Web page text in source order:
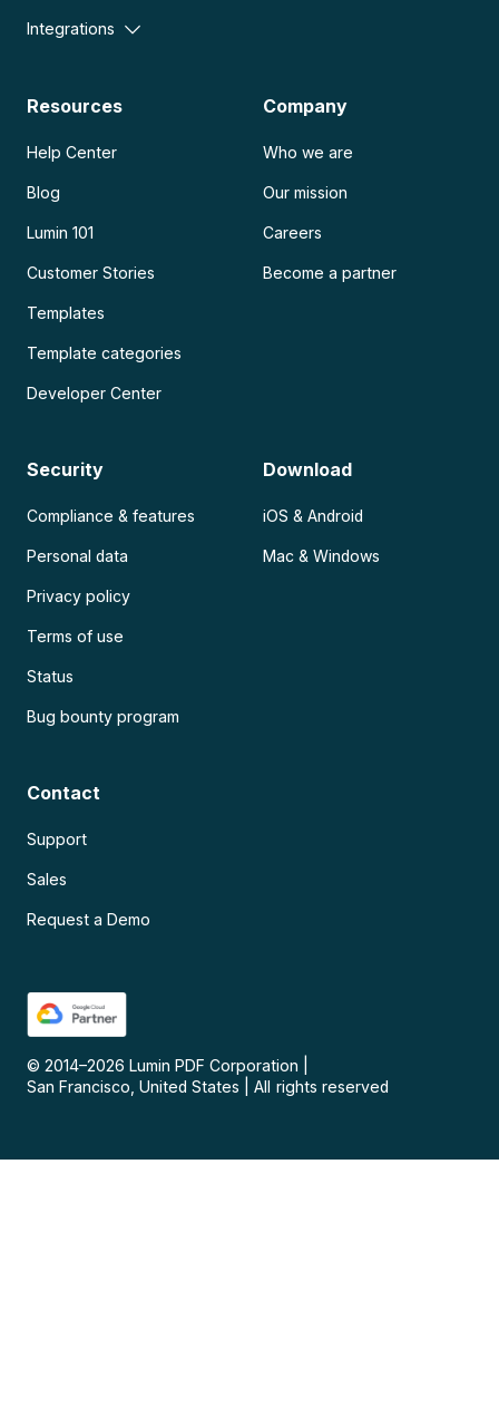
Integrations
Resources
Help Center
Blog
Lumin 101
Customer Stories
Templates
Template categories
Developer Center
Company
Who we are
Our mission
Careers
Become a partner
Security
Compliance & features
Personal data
Privacy policy
Terms of use
Status
Bug bounty program
Download
iOS & Android
Mac & Windows
Contact
Support
Sales
Request a Demo
© 2014–2026 Lumin PDF Corporation
San Francisco, United States
All rights reserved